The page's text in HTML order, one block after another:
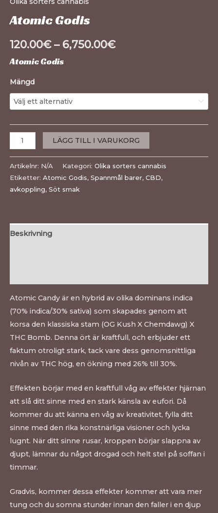
Atomic Godis
120.00€– 6,750.00€
Atomic Godis
Mängd
LÄGG TILL I VARUKORG
Artikelnr: N/A Kategori: Olika sorters cannabis
Etiketter: Atomic Godis, Spannmål barer, CBD,
avkoppling, Söt smak
Beskrivning
Atomic Candy är en hybrid av olika dominans indica
(70% indica/30% sativa) som skapades genom att
korsa den klassiska stam (OG Kush X Chemdawg) X
THC Bomb. Denna ört är kraftfull, och erbjuder ett
faktum otroligt stark, tack vare dess genomsnittliga
nivån av THC hög, en ökning med 26% till 30%.
Effekten börjar med en kraftfull våg av effekter hjärnan
att slå ditt sinne med en stark känsla av eufori. Då
kommer du att känna en våg av kreativitet, fylla ditt
sinne med den rika konstnärliga visioner och lycka
lugnt. När ditt sinne rusar, kroppen börjar slappna av
djupt, lämnar du något drogad och helt stel på soffan i
timmar.
Gradvis, kommer dessa effekter kommer att vara mer
tung och du somna stunder innan den faller i en djup